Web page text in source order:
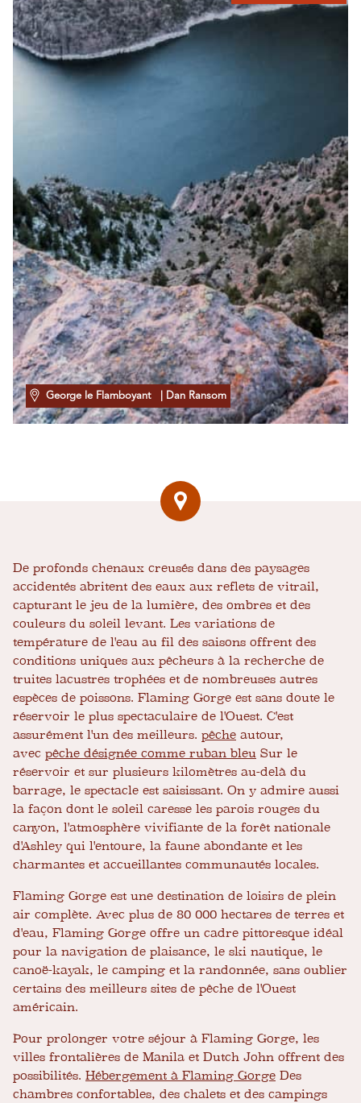
George le Flamboyant | Dan Ransom
De profonds chenaux creusés dans des paysages
accidentés abritent des eaux aux reflets de vitrail,
capturant le jeu de la lumière, des ombres et des
couleurs du soleil levant. Les variations de
température de l'eau au fil des saisons offrent des
conditions uniques aux pêcheurs à la recherche de
truites lacustres trophées et de nombreuses autres
espèces de poissons. Flaming Gorge est sans doute le
réservoir le plus spectaculaire de l'Ouest. C'est
assurément l'un des meilleurs. pêche autour,
avec pêche désignée comme ruban bleu Sur le
réservoir et sur plusieurs kilomètres au-delà du
barrage, le spectacle est saisissant. On y admire aussi
la façon dont le soleil caresse les parois rouges du
canyon, l'atmosphère vivifiante de la forêt nationale
d'Ashley qui l'entoure, la faune abondante et les
charmantes et accueillantes communautés locales.
Flaming Gorge est une destination de loisirs de plein
air complète. Avec plus de 80 000 hectares de terres et
d'eau, Flaming Gorge offre un cadre pittoresque idéal
pour la navigation de plaisance, le ski nautique, le
canoë-kayak, le camping et la randonnée, sans oublier
certains des meilleurs sites de pêche de l'Ouest
américain.
Pour prolonger votre séjour à Flaming Gorge, les
villes frontalières de Manila et Dutch John offrent des
possibilités. Hébergement à Flaming Gorge Des
chambres confortables, des chalets et des campings